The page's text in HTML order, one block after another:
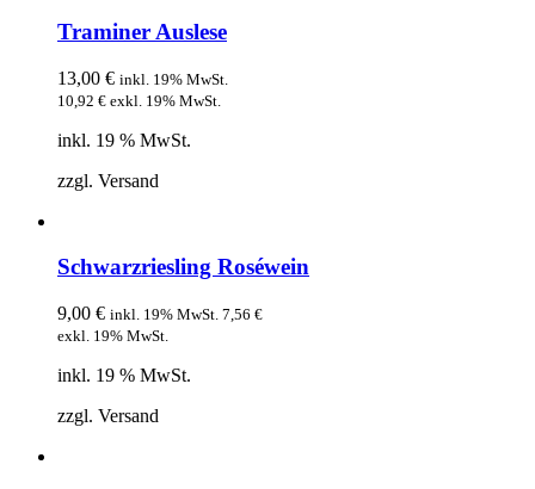
Traminer Auslese
13,00 € inkl. 19% MwSt.
10,92 € exkl. 19% MwSt.
inkl. 19 % MwSt.
zzgl. Versand
Schwarzriesling Roséwein
9,00 € inkl. 19% MwSt. 7,56 €
exkl. 19% MwSt.
inkl. 19 % MwSt.
zzgl. Versand